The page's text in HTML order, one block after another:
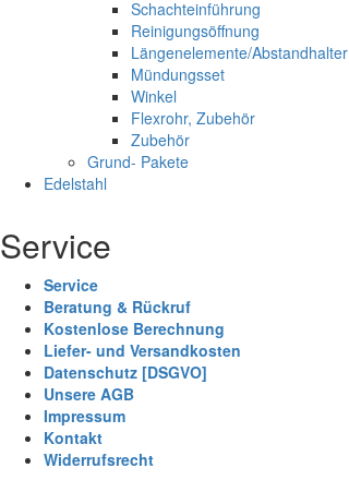
Schachteinführung
Reinigungsöffnung
Längenelemente/Abstandhalter
Mündungsset
Winkel
Flexrohr, Zubehör
Zubehör
Grund- Pakete
Edelstahl
Service
Service
Beratung & Rückruf
Kostenlose Berechnung
Liefer- und Versandkosten
Datenschutz [DSGVO]
Unsere AGB
Impressum
Kontakt
Widerrufsrecht